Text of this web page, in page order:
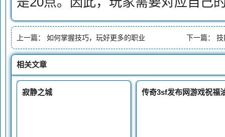
上一篇： 如何掌握技巧，玩好更多的职业 下一篇： 技
相关文章
寂静之城